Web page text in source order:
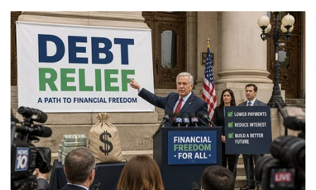
Kinh tế
Bất động sản
Khởi nghiệp
Thị trường
Giá vàng
Tiêu dùng
Tỷ giá
Chứng khoán